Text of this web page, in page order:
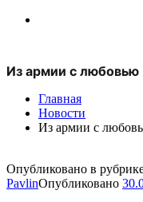
Из армии с любовью
Главная
Новости
Из армии с
Опубликовано в
PavlinОпубликовано